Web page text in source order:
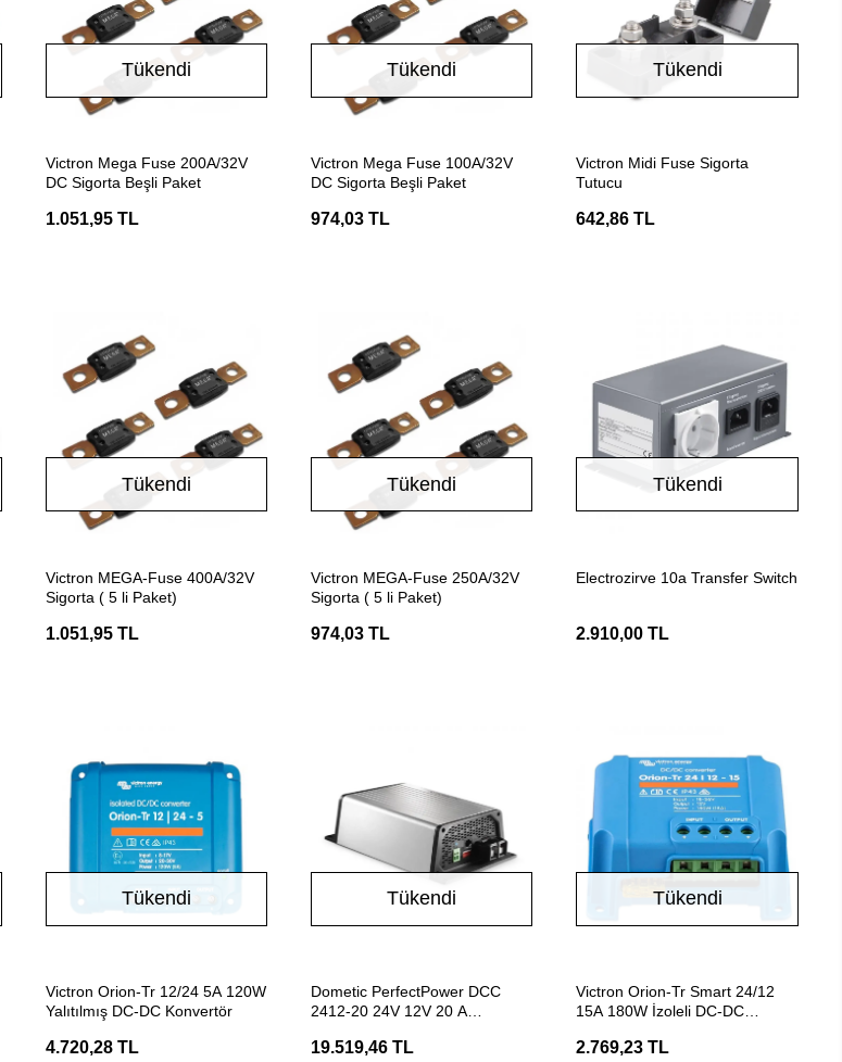
Tükendi
Victron Mega Fuse 200A/32V
DC Sigorta Beşli Paket
1.051,95 TL
Tükendi
Victron Mega Fuse 100A/32V
DC Sigorta Beşli Paket
974,03 TL
Tükendi
Victron Midi Fuse Sigorta
Tutucu
642,86 TL
Tükendi
Victron MEGA-Fuse 400A/32V
Sigorta ( 5 li Paket)
1.051,95 TL
Tükendi
Victron MEGA-Fuse 250A/32V
Sigorta ( 5 li Paket)
974,03 TL
Tükendi
Electrozirve 10a Transfer Switch
2.910,00 TL
Tükendi
Victron Orion-Tr 12/24 5A 120W
Yalıtılmış DC-DC Konvertör
4.720,28 TL
Tükendi
Dometic PerfectPower DCC
2412-20 24V 12V 20 A
19.519,46 TL
Tükendi
Victron Orion-Tr Smart 24/12
15A 180W İzoleli DC-DC
2.769,23 TL